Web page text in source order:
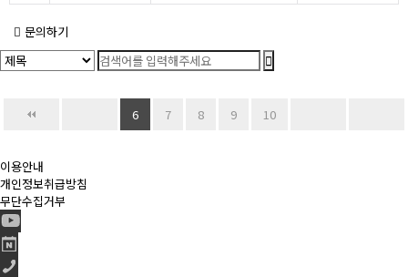
문의하기
6 7 8 9 10
이용안내
개인정보취급방침
무단수집거부